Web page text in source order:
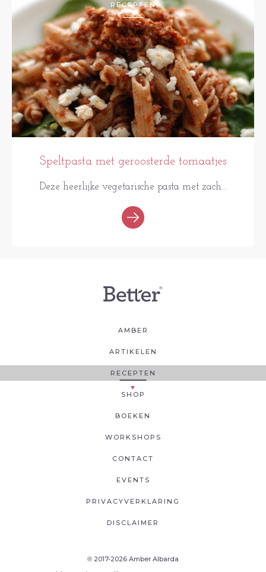
RECEPTEN
Speltpasta met geroosterde tomaatjes
Deze heerlijke vegetarische pasta met zach...
AMBER
ARTIKELEN
RECEPTEN
SHOP
BOEKEN
WORKSHOPS
CONTACT
EVENTS
PRIVACYVERKLARING
DISCLAIMER
® 2017-2026 Amber Albarda